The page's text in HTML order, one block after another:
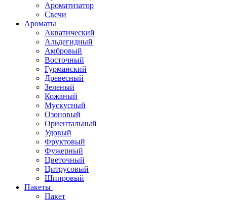
Ароматизатор
Свечи
Ароматы
Акватический
Альдегидный
Амбровый
Восточный
Гурманский
Древесный
Зеленый
Кожаный
Мускусный
Озоновый
Ориентальный
Удовый
Фруктовый
Фужерный
Цветочный
Цитрусовый
Шипровый
Пакеты
Пакет